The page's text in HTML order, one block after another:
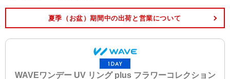
夏季（お盆）期間中の出荷と営業について
WAVEワンデー UV リング plus フラワーコレクション